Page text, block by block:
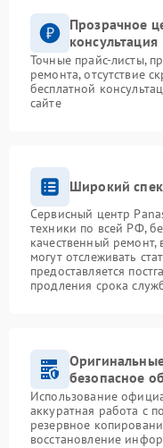
Прозрачное
консультация
Точные прайс-листы,
ремонта, отсутствие
бесплатной
сайте
Широкий
Сервисный центр
техники по всей РФ,
качественный
могут отслеживать
предоставляется
продления срока
безопасное
Использование
аккуратная работа с
резервное
восстановление